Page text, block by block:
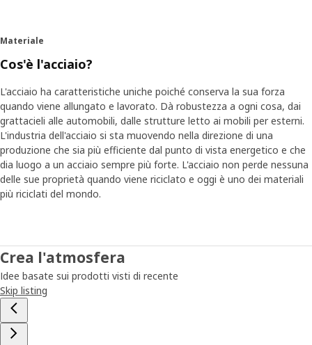
Materiale
Cos'è l'acciaio?
L'acciaio ha caratteristiche uniche poiché conserva la sua forza
quando viene allungato e lavorato. Dà robustezza a ogni cosa, dai
grattacieli alle automobili, dalle strutture letto ai mobili per esterni.
L'industria dell'acciaio si sta muovendo nella direzione di una
produzione che sia più efficiente dal punto di vista energetico e che
dia luogo a un acciaio sempre più forte. L'acciaio non perde nessuna
delle sue proprietà quando viene riciclato e oggi è uno dei materiali
più riciclati del mondo.
Crea l'atmosfera
Idee basate sui prodotti visti di recente
Skip listing